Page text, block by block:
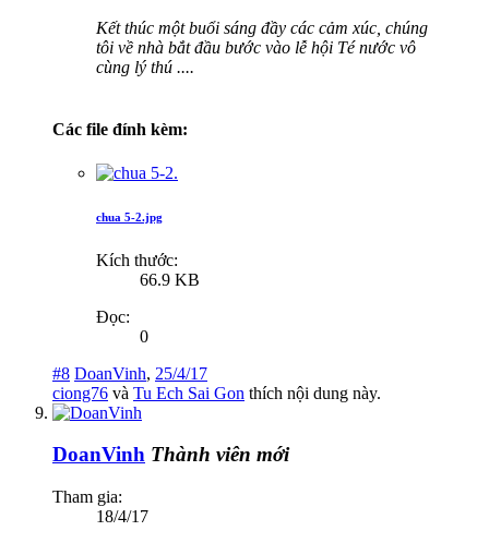
Kết thúc một buổi sáng đầy các cảm xúc, chúng
tôi về nhà bắt đầu bước vào lễ hội Té nước vô
cùng lý thú ....
Các file đính kèm:
chua 5-2.jpg
Kích thước:
66.9 KB
Đọc:
0
#8 DoanVinh, 25/4/17
ciong76 và Tu Ech Sai Gon thích nội dung này.
DoanVinh Thành viên mới
Tham gia:
18/4/17